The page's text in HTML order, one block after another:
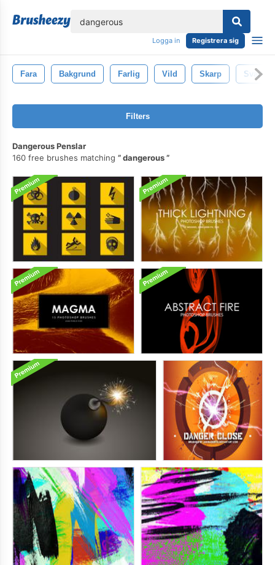
Logga in Registrera sig
Fara Bakgrund Farlig Vild Skarp Svart
Filters
Dangerous Penslar
160 free brushes matching
dangerous